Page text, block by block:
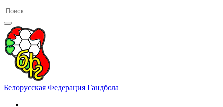
Белорусская Федерация Гандбола